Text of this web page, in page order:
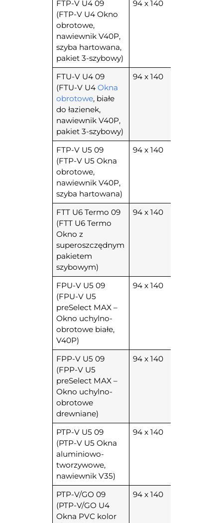
FTP-V U4 09
(FTP-V U4 Okno
obrotowe,
nawiewnik V40P,
szyba hartowana,
pakiet 3-szybowy)
94 x 140
FTU-V U4 09
(FTU-V U4Okna
obrotowe, białe
do łazienek,
nawiewnik V40P,
pakiet 3-szybowy)
94 x 140
FTP-V U5 09
(FTP-V U5 Okna
obrotowe,
nawiewnik V40P,
szyba hartowana)
94 x 140
FTT U6 Termo 09
(FTT U6 Termo
Okno z
superoszczędnym
pakietem
szybowym)
94 x 140
FPU-V U5 09
(FPU-V U5
preSelect MAX –
Okno uchylno-
obrotowe białe,
V40P)
94 x 140
FPP-V U5 09
(FPP-V U5
preSelect MAX –
Okno uchylno-
obrotowe
drewniane)
94 x 140
PTP-V U5 09
(PTP-V U5 Okna
aluminiowo-
tworzywowe,
nawiewnik V35)
94 x 140
PTP-V/GO 09
(PTP-V/GO U4
Okna PVC kolor
94 x 140